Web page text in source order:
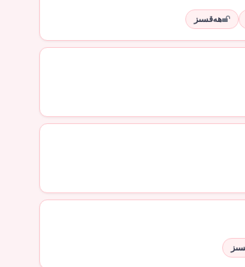
ھەقسىز